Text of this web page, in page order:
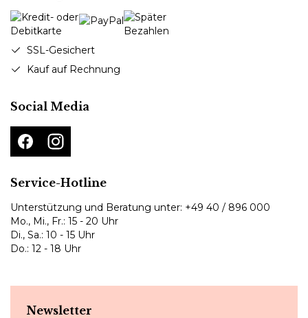
SSL-Gesichert
Kauf auf Rechnung
Social Media
Service-Hotline
Unterstützung und Beratung unter: +49 40 / 896 000
Mo., Mi., Fr.: 15 - 20 Uhr
Di., Sa.: 10 - 15 Uhr
Do.: 12 - 18 Uhr
Newsletter